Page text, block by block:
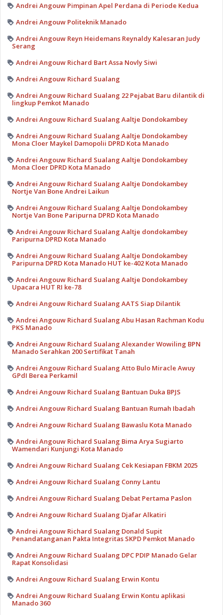
Andrei Angouw Pimpinan Apel Perdana di Periode Kedua
Andrei Angouw Politeknik Manado
Andrei Angouw Reyn Heidemans Reynaldy Kalesaran Judy
Serang
Andrei Angouw Richard Bart Assa Novly Siwi
Andrei Angouw Richard Sualang
Andrei Angouw Richard Sualang 22 Pejabat Baru dilantik di
lingkup Pemkot Manado
Andrei Angouw Richard Sualang Aaltje Dondokambey
Andrei Angouw Richard Sualang Aaltje Dondokambey
Mona Cloer Maykel Damopolii DPRD Kota Manado
Andrei Angouw Richard Sualang Aaltje Dondokambey
Mona Cloer DPRD Kota Manado
Andrei Angouw Richard Sualang Aaltje Dondokambey
Nortje Van Bone Andrei Laikun
Andrei Angouw Richard Sualang Aaltje Dondokambey
Nortje Van Bone Paripurna DPRD Kota Manado
Andrei Angouw Richard Sualang Aaltje dondokambey
Paripurna DPRD Kota Manado
Andrei Angouw Richard Sualang Aaltje Dondokambey
Paripurna DPRD Kota Manado HUT ke-402 Kota Manado
Andrei Angouw Richard Sualang Aaltje Dondokambey
Upacara HUT RI ke-78
Andrei Angouw Richard Sualang AATS Siap Dilantik
Andrei Angouw Richard Sualang Abu Hasan Rachman Kodu
PKS Manado
Andrei Angouw Richard Sualang Alexander Wowiling BPN
Manado Serahkan 200 Sertifikat Tanah
Andrei Angouw Richard Sualang Atto Bulo Miracle Awuy
GPdI Berea Perkamil
Andrei Angouw Richard Sualang Bantuan Duka BPJS
Andrei Angouw Richard Sualang Bantuan Rumah Ibadah
Andrei Angouw Richard Sualang Bawaslu Kota Manado
Andrei Angouw Richard Sualang Bima Arya Sugiarto
Wamendari Kunjungi Kota Manado
Andrei Angouw Richard Sualang Cek Kesiapan FBKM 2025
Andrei Angouw Richard Sualang Conny Lantu
Andrei Angouw Richard Sualang Debat Pertama Paslon
Andrei Angouw Richard Sualang Djafar Alkatiri
Andrei Angouw Richard Sualang Donald Supit
Penandatanganan Pakta Integritas SKPD Pemkot Manado
Andrei Angouw Richard Sualang DPC PDIP Manado Gelar
Rapat Konsolidasi
Andrei Angouw Richard Sualang Erwin Kontu
Andrei Angouw Richard Sualang Erwin Kontu aplikasi
Manado 360